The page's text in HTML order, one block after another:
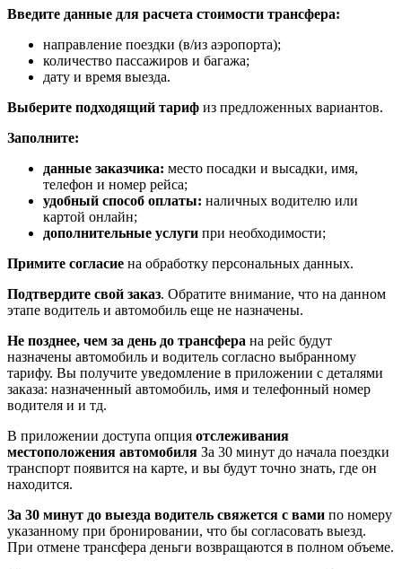
Введите данные для расчета стоимости трансфера:
направление поездки (в/из аэропорта);
количество пассажиров и багажа;
дату и время выезда.
Выберите подходящий тариф из предложенных вариантов.
Заполните:
данные заказчика: место посадки и высадки, имя,
телефон и номер рейса;
удобный способ оплаты: наличных водителю или
картой онлайн;
дополнительные услуги при необходимости;
Примите согласие на обработку персональных данных.
Подтвердите свой заказ. Обратите внимание, что на данном
этапе водитель и автомобиль еще не назначены.
Не позднее, чем за день до трансфера на рейс будут
назначены автомобиль и водитель согласно выбранному
тарифу. Вы получите уведомление в приложении c деталями
заказа: назначенный автомобиль, имя и телефонный номер
водителя и и тд.
В приложении доступа опция отслеживания
местоположения автомобиля За 30 минут до начала поездки
транспорт появится на карте, и вы будут точно знать, где он
находится.
За 30 минут до выезда водитель свяжется с вами по номеру
указанному при бронировании, что бы согласовать выезд.
При отмене трансфера деньги возвращаются в полном объеме.